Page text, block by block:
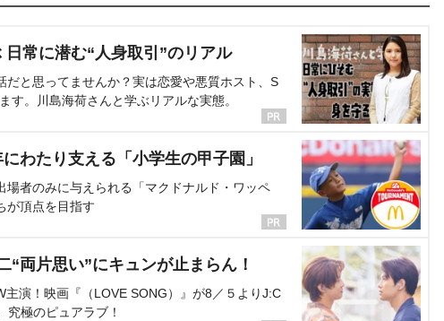
日常に潜む“人身取引”のリアル
だと思ってませんか？実は恋愛や悪質ホスト、S
す。川島海荷さんと学ぶリアルな実態。
わたり支える「小学生の甲子園」
場者のみに与えられる「マクドナルド・ワッペ
が頂点を目指す
“両片思い”にキュンが止まらん！
主演！映画『（LOVE SONG）』が8／５よりJ:C
究極のピュアラブ！